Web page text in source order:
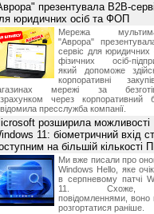
презентувала B2B-
юридичних осіб та ФОП
Мережа
"Аврора"
сервіс для юридичних
фізичних осіб-
який допоможе
корпоративні
мережі за
через корпоративний
пресслужба компанії.
розширила можливості
11: біометричний вхід
на більшій кількості
Ми вже писали про
Windows Hello, яке
в серпневому патчі
11.
повідомленнями, воно
розгортатися раніше.